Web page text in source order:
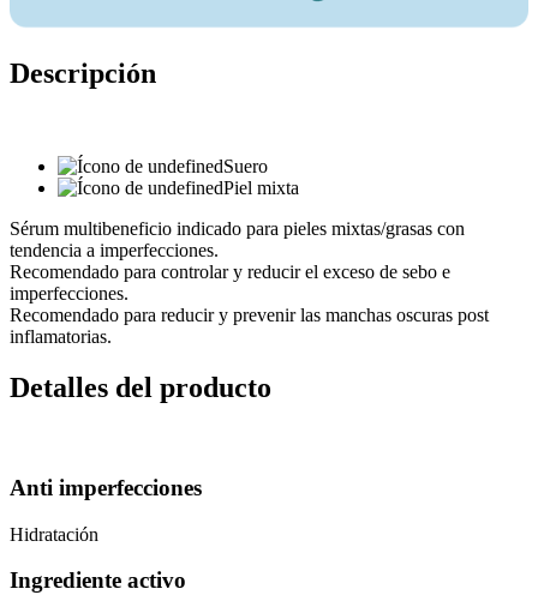
Descripción
Suero
Piel mixta
Sérum multibeneficio indicado para pieles mixtas/grasas con
tendencia a imperfecciones.
Recomendado para controlar y reducir el exceso de sebo e
imperfecciones.
Recomendado para reducir y prevenir las manchas oscuras post
inflamatorias.
Detalles del producto
Anti imperfecciones
Hidratación
Ingrediente activo